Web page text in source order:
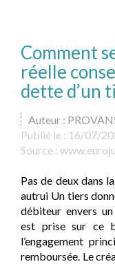
Comment
réelle
dette d’un
Auteur :
Publié le : 16/07/
Source :
Pas de deux dans
autrui Un tiers
débiteur envers
est prise sur ce
l’engagement
remboursée. Le